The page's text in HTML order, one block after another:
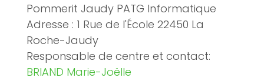
Pommerit Jaudy PATG Informatique
Adresse : 1 Rue de l'École 22450 La
Roche-Jaudy
Responsable de centre et contact:
BRIAND Marie-Joëlle